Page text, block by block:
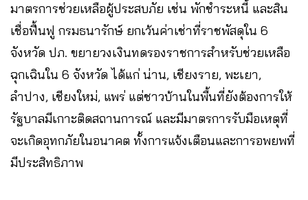
มาตรการช่วยเหลือผู้ประสบภัย เช่น พักชำระหนี้ และสิน
เชื่อฟื้นฟู กรมธนารักษ์ ยกเว้นค่าเช่าที่ราชพัสดุใน 6
จังหวัด ปภ. ขยายวงเงินทดรองราชการสำหรับช่วยเหลือ
ฉุกเฉินใน 6 จังหวัด ได้แก่ น่าน, เชียงราย, พะเยา,
ลำปาง, เชียงใหม่, แพร่ แต่ชาวบ้านในพื้นที่ยังต้องการให้
รัฐบาลมีเกาะติดสถานการณ์ และมีมาตรการรับมือเหตุที่
จะเกิดอุทกภัยในอนาคต ทั้งการแจ้งเตือนและการอพยพที่
มีประสิทธิภาพ